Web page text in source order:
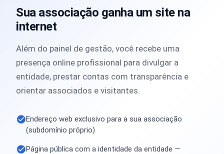
Sua associação ganha um site na
internet
Além do painel de gestão, você recebe uma
presença online profissional para divulgar a
entidade, prestar contas com transparência e
orientar associados e visitantes.
Endereço web exclusivo para a sua associação
(subdomínio próprio)
Página pública com a identidade da entidade —